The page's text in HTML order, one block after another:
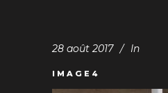
28 août 2017 In
IMAGE4